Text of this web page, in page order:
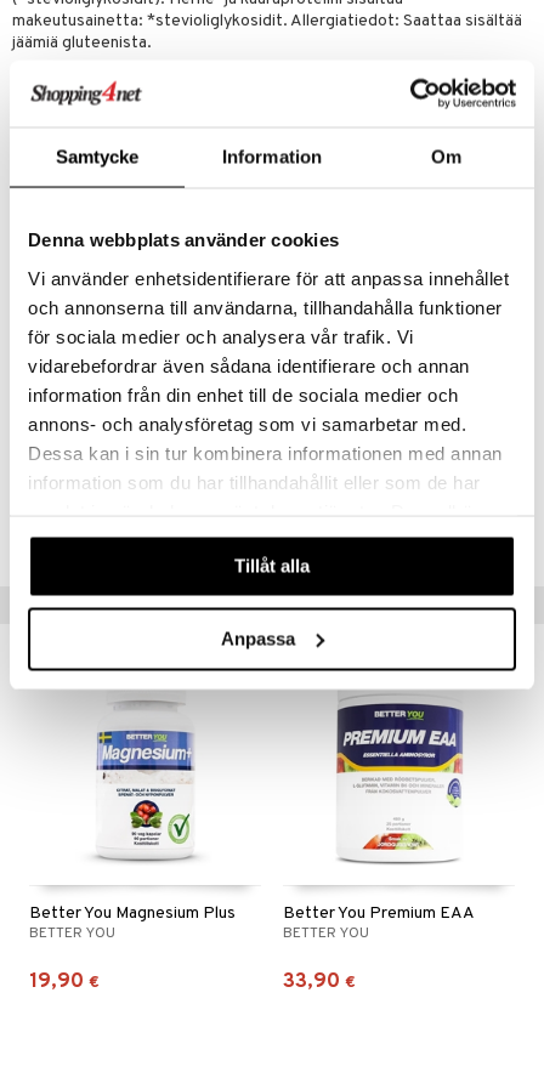
Samtycke Information Om
Denna webbplats använder cookies
Vi använder enhetsidentifierare för att anpassa innehållet
och annonserna till användarna, tillhandahålla funktioner
för sociala medier och analysera vår trafik. Vi
vidarebefordrar även sådana identifierare och annan
information från din enhet till de sociala medier och
annons- och analysföretag som vi samarbetar med.
Dessa kan i sin tur kombinera informationen med annan
information som du har tillhandahållit eller som de har
våra cookies vid fortsatt användande av vår webbplats.
Tillåt alla
Anpassa
makeutusainetta: *stevioliglykosidit. Allergiatiedot: Saattaa sisältää
jäämiä gluteenista.
Suklaa: Ainesosat: Herneproteiini (EU), KAURAproteiini
(Ruotsalainen raaka-aine), rasvaton kaakaojauhe, aromit,
jäämiä gluteenista.
(*stevioliglykosidit). Herne- ja kauraproteiini sisältää
jäämiä gluteenista.
Energia
Rasva 3 g, josta tyydyttynyttä rasvaa
Hiilihydraatti 6 g, josta sokereita
Kuitu 4 g
Proteiini 85 g
Tuotenumero
Vinkkejä sinulle
Better You Magnesium Plus
BETTER YOU
19,90 €
Better You Premium EAA
BETTER YOU
33,90 €